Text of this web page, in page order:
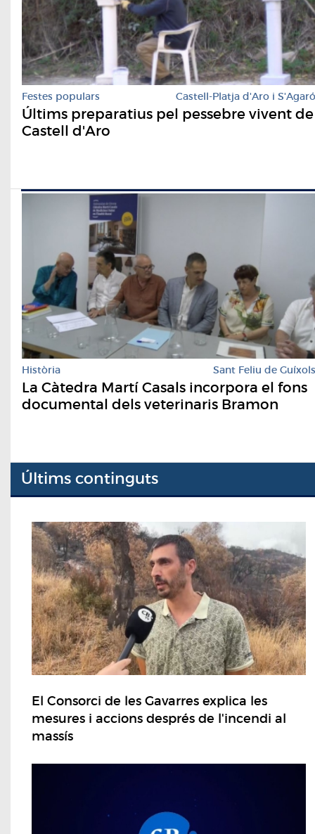
Festes populars Castell-Platja d'Aro i S'Agaró
Últims preparatius pel pessebre vivent de
Castell d'Aro
Història Sant Feliu de Guíxols
La Càtedra Martí Casals incorpora el fons
documental dels veterinaris Bramon
Últims continguts
El Consorci de les Gavarres explica les
mesures i accions després de l'incendi al
massís